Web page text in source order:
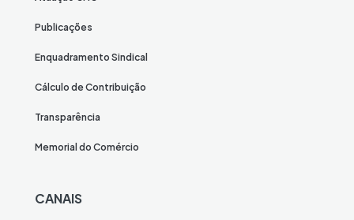
Publicações
Enquadramento Sindical
Cálculo de Contribuição
Transparência
Memorial do Comércio
CANAIS